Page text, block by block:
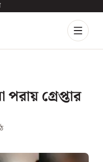
পরায় গ্রেপ্তার